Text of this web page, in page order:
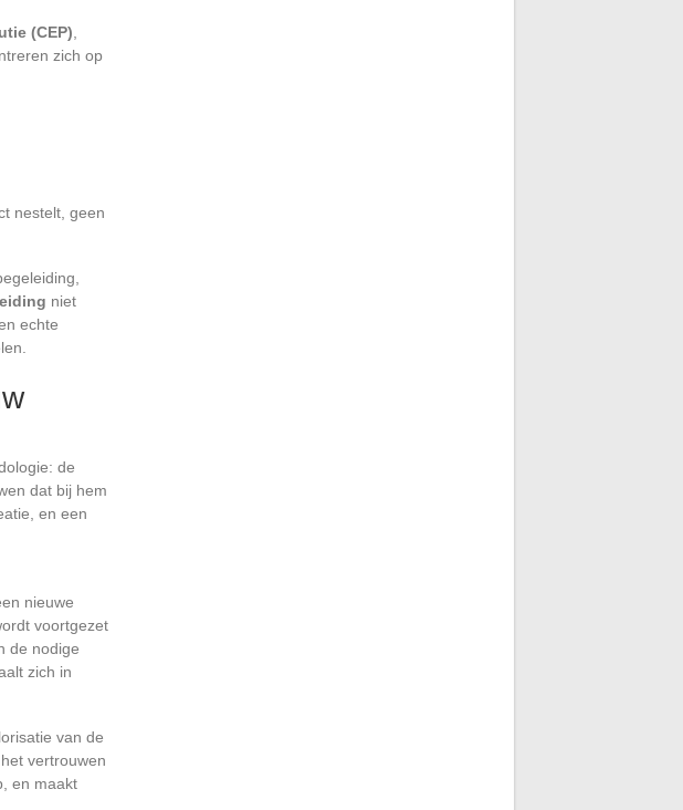
(CEP)
zich op
nestelt, geen
niet
echte
de
dat bij hem
en een
nieuwe
voortgezet
de nodige
zich in
van de
vertrouwen
en maakt